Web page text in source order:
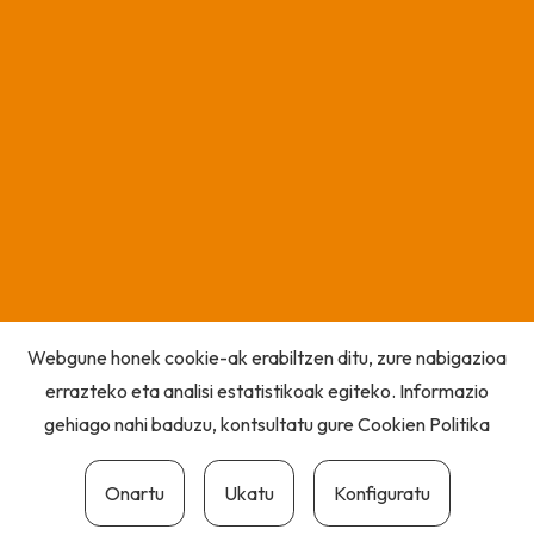
Webgune honek cookie-ak erabiltzen ditu, zure nabigazioa
errazteko eta analisi estatistikoak egiteko. Informazio
gehiago nahi baduzu, kontsultatu gureCookien Politika
Onartu Ukatu Konfiguratu